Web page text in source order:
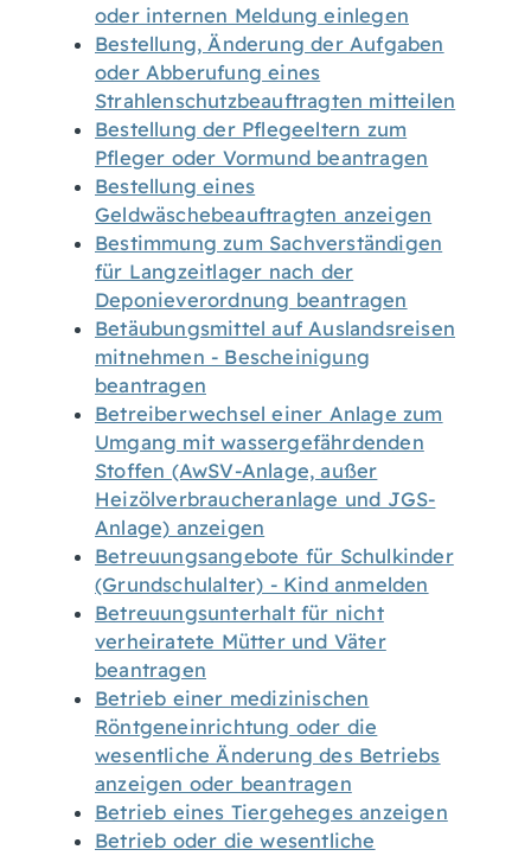
oder internen Meldung einlegen
Bestellung, Änderung der Aufgaben
oder Abberufung eines
Strahlenschutzbeauftragten mitteilen
Bestellung der Pflegeeltern zum
Pfleger oder Vormund beantragen
Bestellung eines
Geldwäschebeauftragten anzeigen
Bestimmung zum Sachverständigen
für Langzeitlager nach der
Deponieverordnung beantragen
Betäubungsmittel auf Auslandsreisen
mitnehmen - Bescheinigung
beantragen
Betreiberwechsel einer Anlage zum
Umgang mit wassergefährdenden
Stoffen (AwSV-Anlage, außer
Heizölverbraucheranlage und JGS-
Anlage) anzeigen
Betreuungsangebote für Schulkinder
(Grundschulalter) - Kind anmelden
Betreuungsunterhalt für nicht
verheiratete Mütter und Väter
beantragen
Betrieb einer medizinischen
Röntgeneinrichtung oder die
wesentliche Änderung des Betriebs
anzeigen oder beantragen
Betrieb eines Tiergeheges anzeigen
Betrieb oder die wesentliche